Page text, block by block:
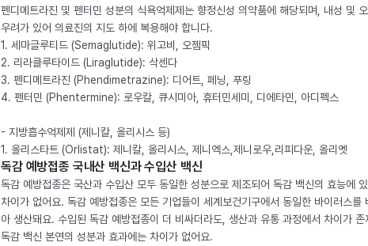
펜디메트라진 및 펜터민 성분의 식욕억제제는 향정신성 의약품에 해당되며, 내성 및
우려가 있어 의료진의 지도 하에 복용해야 합니다.
1. 세마글루티드 (Semaglutide): 위고비, 오젬픽
2. 리라클루타이드 (Liraglutide): 삭센다
3. 펜디메트라진 (Phendimetrazine): 디어트, 페닝, 푸링
4. 펜터민 (Phentermine): 로우칼, 큐시미아, 휴터민세미, 디에타민, 아디펙스
- 지방흡수억제제 (제니칼, 올리시스 등)
1. 올리스타트 (Orlistat): 제니칼, 올리시스, 제니엑스,제니로우,리피다운, 올리엣
독감 예방접종 국내산 백신과 수입산 백신
독감 예방접종은 국산과 수입산 모두 동일한 성분으로 제조되어 독감 백신의 효능에
차이가 없어요. 독감 예방접종은 모든 기업들이 세계보건기구에서 동일한 바이러스를
아 생산돼요. 수입된 독감 예방접종이 더 비싸더라도, 생산과 유통 과정에서 차이가 존
독감 백신 본연의 성분과 효과에는 차이가 없어요.